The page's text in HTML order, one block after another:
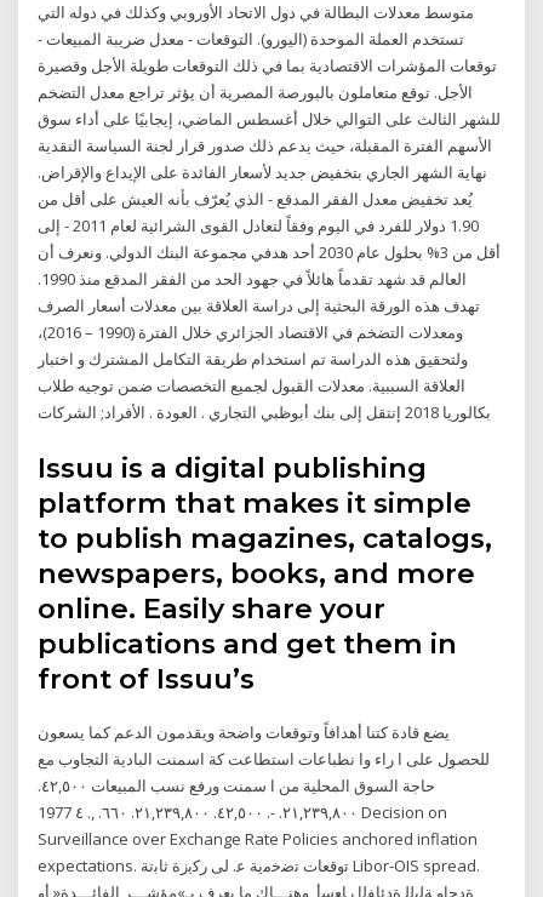
متوسط معدلات البطالة في دول الاتحاد الأوروبي وكذلك في دوله التي
تستخدم العملة الموحدة (اليورو). التوقعات - معدل ضريبة المبيعات -
توقعات المؤشرات الاقتصادية بما في ذلك التوقعات طويلة الأجل وقصيرة
الأجل. توقع متعاملون بالبورصة المصرية أن يؤثر تراجع معدل التضخم
للشهر الثالث على التوالي خلال أغسطس الماضي، إيجابيًا على أداء سوق
الأسهم الفترة المقبلة، حيث يدعم ذلك صدور قرار لجنة السياسة النقدية
نهاية الشهر الجاري بتخفيض جديد لأسعار الفائدة على الإيداع والإقراض.
يُعد تخفيض معدل الفقر المدقع - الذي يُعرّف بأنه العيش على أقل من
1.90 دولار للفرد في اليوم وفقاً لتعادل القوى الشرائية لعام 2011 - إلى
أقل من 3% بحلول عام 2030 أحد هدفي مجموعة البنك الدولي. ونعرف أن
العالم قد شهد تقدماً هائلاً في جهود الحد من الفقر المدقع منذ 1990.
تهدف هذه الورقة البحثية إلى دراسة العلاقة بين معدلات أسعار الصرف
ومعدلات التضخم في الاقتصاد الجزائري خلال الفترة (1990 – 2016)،
ولتحقيق هذه الدراسة تم استخدام طريقة التكامل المشترك و اختبار
العلاقة السببية. معدلات القبول لجميع التخصصات ضمن توجيه طلاب
بكالوريا 2018 إنتقل إلى بنك أبوظبي التجاري . العودة . الأفراد; الشركات
Issuu is a digital publishing
platform that makes it simple
to publish magazines, catalogs,
newspapers, books, and more
online. Easily share your
publications and get them in
front of Issuu’s
ﻳﻀﻊ ﻗﺎدة ﻛﺘﻨﺎ أﻫﺪاﻓﺎً وﺗﻮﻗﻌﺎت واﺿﺤﺔ وﻳﻘﺪﻣﻮن اﻟﺪﻋﻢ ﻛﻤﺎ ﻳﺴﻌﻮن
ﻟﻠﺤﺼﻮل ﻋﻠﻰ ا راء وا ﻧﻄﺒﺎﻋﺎت اﺳﺘﻄﺎﻋﺖ ﻛﺔ اﺳﻤﻨﺖ اﻟﺒﺎدﻳﺔ اﻟﺘﺠﺎوب ﻣﻊ
ﺣﺎﺟﺔ اﻟﺴﻮق اﻟﻤﺤﻠﻴﺔ ﻣﻦ ا ﺳﻤﻨﺖ ورﻓﻊ ﻧﺴﺐ اﻟﻤﺒﻴﻌﺎت ٤٢,٥٠٠.
٢١,٢٣٩,٨٠٠. -. ٤٢,٥٠٠. ٢١,٢٣٩,٨٠٠. ٦٦٠. ,. ٤ 1977 Decision on
Surveillance over Exchange Rate Policies anchored inflation
expectations. ﺗوﻗﻌﺎت ﺗﺿﺧﻣﯾﺔ ﻋ. ﻟﯽ رﮐﯾزة ﺛﺎﺑﺗﺔ Libor-OIS spread.
ةدﺣاو ﺔﻟﯾﻟﻟ ةدﺋﺎﻔﻟا رﺎﻌﺳأ وهنـــاك ما يعرف بـ»مؤشـــر الفائـــدة« أو